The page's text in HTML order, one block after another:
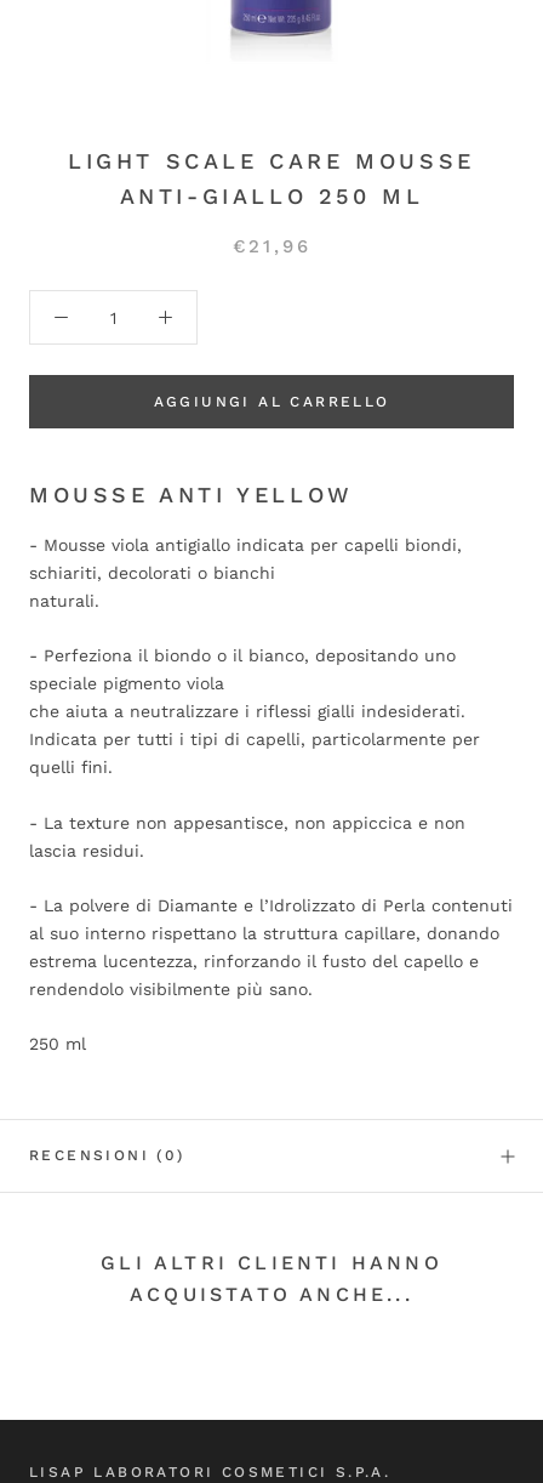
LIGHT SCALE CARE MOUSSE
ANTI-GIALLO 250 ML
€21,96
AGGIUNGI AL CARRELLO
MOUSSE ANTI YELLOW
- Mousse viola antigiallo indicata per capelli biondi,
schiariti, decolorati o bianchi
naturali.
- Perfeziona il biondo o il bianco, depositando uno
speciale pigmento viola
che aiuta a neutralizzare i riflessi gialli indesiderati.
Indicata per tutti i tipi di capelli, particolarmente per
quelli fini.
- La texture non appesantisce, non appiccica e non
lascia residui.
- La polvere di Diamante e l’Idrolizzato di Perla contenuti
al suo interno rispettano la struttura capillare, donando
estrema lucentezza, rinforzando il fusto del capello e
rendendolo visibilmente più sano.
250 ml
RECENSIONI(0)
GLI ALTRI CLIENTI HANNO
ACQUISTATO ANCHE...
LISAP LABORATORI COSMETICI S.P.A.